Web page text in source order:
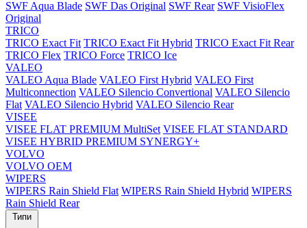
SWF Aqua Blade SWF Das Original SWF Rear SWF VisioFlex
Original
TRICO
TRICO Exact Fit TRICO Exact Fit Hybrid TRICO Exact Fit Rear
TRICO Flex TRICO Force TRICO Ice
VALEO
VALEO Aqua Blade VALEO First Hybrid VALEO First
Multiconnection VALEO Silencio Convertional VALEO Silencio
Flat VALEO Silencio Hybrid VALEO Silencio Rear
VISEE
VISEE FLAT PREMIUM MultiSet VISEE FLAT STANDARD
VISEE HYBRID PREMIUM SYNERGY+
VOLVO
VOLVO OEM
WIPERS
WIPERS Rain Shield Flat WIPERS Rain Shield Hybrid WIPERS
Rain Shield Rear
Типи